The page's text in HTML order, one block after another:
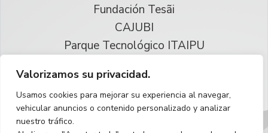
Valorizamos su privacidad.
Usamos cookies para mejorar su experiencia al navegar,
vehicular anuncios o contenido personalizado y analizar
nuestro tráfico.
Fundación Tesãi
CAJUBI
Parque Tecnológico ITAIPU
Reservados todos los derechos
Español